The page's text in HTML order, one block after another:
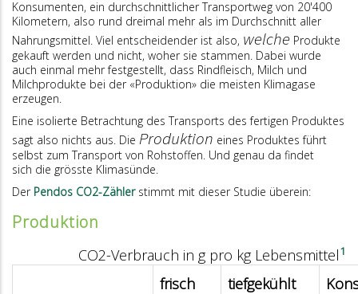
Konsumenten, ein durchschnittlicher Transportweg von 20'400
Kilometern, also rund dreimal mehr als im Durchschnitt aller
Nahrungsmittel. Viel entscheidender ist also, welche Produkte
gekauft werden und nicht, woher sie stammen. Dabei wurde
auch einmal mehr festgestellt, dass Rindfleisch, Milch und
Milchprodukte bei der «Produktion» die meisten Klimagase
erzeugen.
Eine isolierte Betrachtung des Transports des fertigen Produktes
sagt also nichts aus. Die Produktion eines Produktes führt
selbst zum Transport von Rohstoffen. Und genau da findet
sich die grösste Klimasünde.
Der Pendos CO2-Zählerstimmt mit dieser Studie überein:
Produktion
CO2-Verbrauch in g pro kg Lebensmittel1
frisch tiefgekühlt